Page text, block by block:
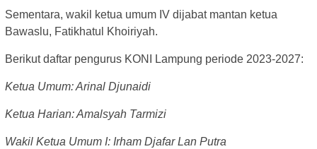
Sementara, wakil ketua umum IV dijabat mantan ketua
Bawaslu, Fatikhatul Khoiriyah.
Berikut daftar pengurus KONI Lampung periode 2023-2027:
Ketua Umum: Arinal Djunaidi
Ketua Harian: Amalsyah Tarmizi
Wakil Ketua Umum I: Irham Djafar Lan Putra